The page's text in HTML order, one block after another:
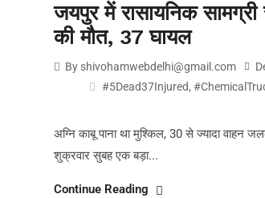
जयपुर में रासायनिक
की मौत, 37 घायल
By shivohamwebdelhi@gmail.com
#5Dead37Injured,
अग्नि काबू पाना था मुश्किल, 30 से ज्यादा वाहन
शुक्रवार सुबह एक बड़ा...
Continue Reading